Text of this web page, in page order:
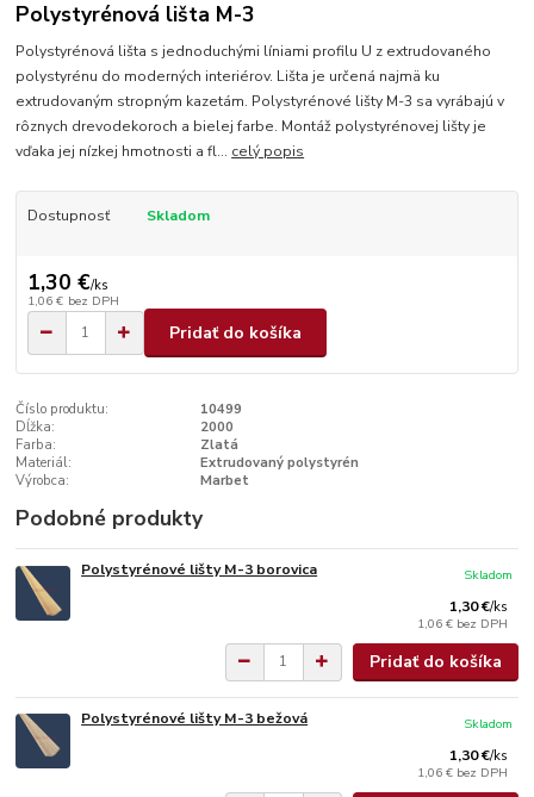
Polystyrénová lišta M-3
Polystyrénová lišta s jednoduchými líniami profilu U z extrudovaného
polystyrénu do moderných interiérov. Lišta je určená najmä ku
extrudovaným stropným kazetám. Polystyrénové lišty M-3 sa vyrábajú v
rôznych drevodekoroch a bielej farbe. Montáž polystyrénovej lišty je
vďaka jej nízkej hmotnosti a fl... celý popis
Dostupnosť Skladom
1,30 €/ks
1,06 € bez DPH
Pridať do košíka
Číslo produktu:
10499
Dĺžka:
2000
Farba:
Zlatá
Materiál:
Extrudovaný polystyrén
Výrobca:
Marbet
Podobné produkty
Polystyrénové lišty M-3 borovica
1,30 €/ks
1,06 € bez DPH
Skladom
Pridať do košíka
Polystyrénové lišty M-3 bežová
1,30 €/ks
1,06 € bez DPH
Skladom